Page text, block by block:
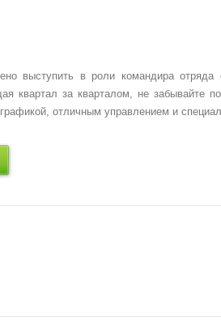
в роли командира отряда
за кварталом, не забывайте
отличным управлением и